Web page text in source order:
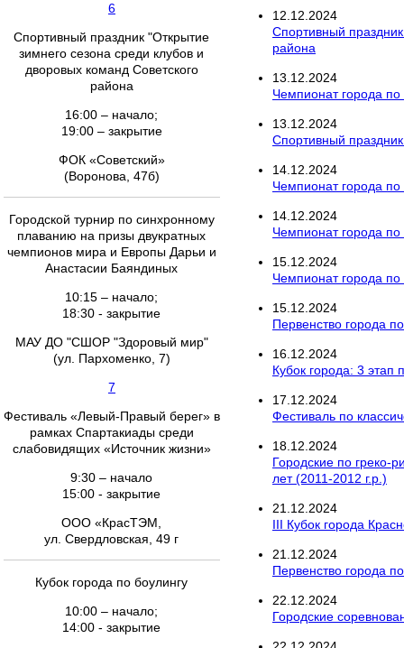
6
Спортивный праздник "Открытие
зимнего сезона среди клубов и
дворовых команд Советского
района
16:00 – начало;
19:00 – закрытие
ФОК «Советский»
(Воронова, 47б)
Городской турнир по синхронному
плаванию на призы двукратных
чемпионов мира и Европы Дарьи и
Анастасии Баяндиных
10:15 – начало;
18:30 - закрытие
МАУ ДО "СШОР "Здоровый мир"
(ул. Пархоменко, 7)
7
Фестиваль «Левый-Правый берег» в
рамках Спартакиады среди
слабовидящих «Источник жизни»
9:30 – начало
15:00 - закрытие
ООО «КрасТЭМ,
ул. Свердловская, 49 г
Кубок города по боулингу
10:00 – начало;
14:00 - закрытие
12.12.2024
Спортивный
района
13.12.2024
Чемпионат города по
13.12.2024
Спортивный
14.12.2024
Чемпионат города
14.12.2024
Чемпионат города по
15.12.2024
Чемпионат города
15.12.2024
Первенство города
16.12.2024
Кубок города: 3 этап
17.12.2024
Фестиваль по
18.12.2024
Городские по греко-
лет (2011-2012 г.р.)
21.12.2024
III Кубок города
21.12.2024
Первенство города
22.12.2024
Городские